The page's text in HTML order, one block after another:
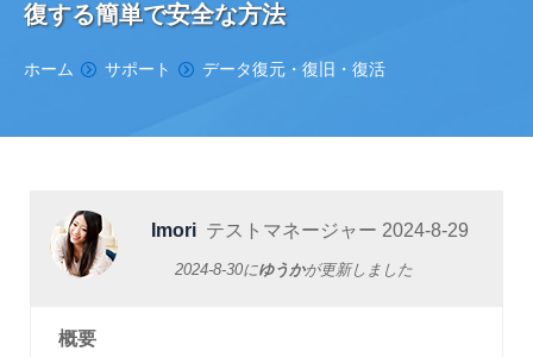
購入
操作ガイド
復する簡単で安全な方法
You are here:
ホーム サポート データ復元・復旧・復活
Imori テストマネージャー 2024-8-29
2024-8-30にゆうかが更新しました
概要